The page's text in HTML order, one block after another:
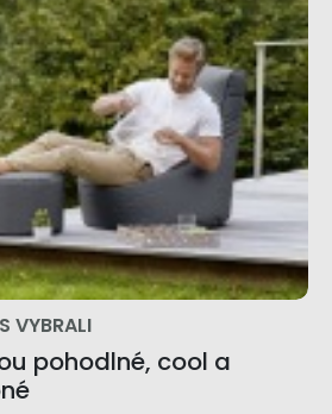
VYBRALI
pohodlné, cool a